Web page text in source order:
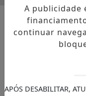
NOTÍCIAS/
TSE
A publicidade
continuar
APÓS DESABILITAR,